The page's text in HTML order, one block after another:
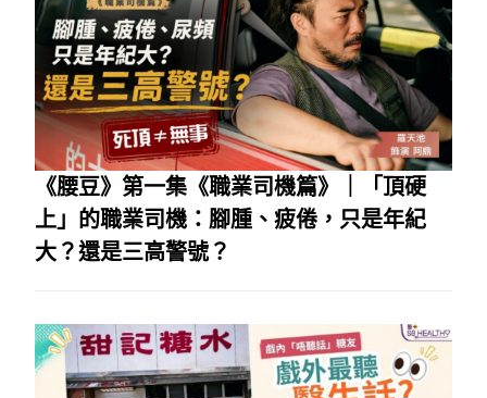
《腰豆》第一集《職業司機篇》｜「頂硬
上」的職業司機：腳腫、疲倦，只是年紀
大？還是三高警號？